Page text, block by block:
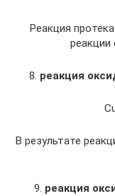
Реакция
реакции
8. реакция
В результате
9. реакция